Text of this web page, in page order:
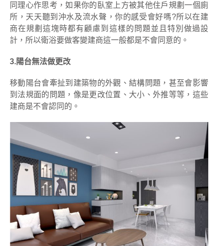
同理心作思考，如果你的臥室上方被其他住戶規劃一個廁
所，天天聽到沖水及流水聲，你的感受會好嗎?所以在建
商在規劃這塊時都有顧慮到這樣的問題並且特別做過設
計，所以衛浴要做客變建商這一般都是不會同意的。
3.陽台無法做更改
移動陽台會牽扯到建築物的外觀、結構問題，甚至會影響
到法規面的問題，像是更改位置、大小、外推等等，這些
建商是不會認同的。